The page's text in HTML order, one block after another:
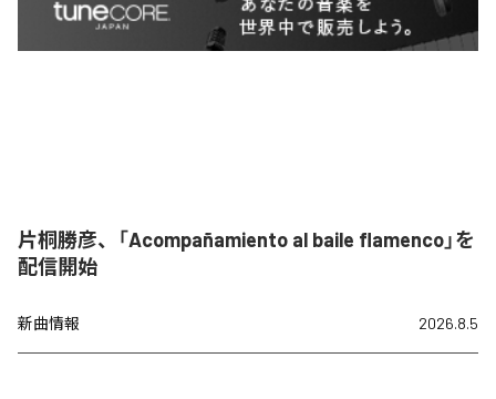
片桐勝彦、「Acompañamiento al baile flamenco」を
配信開始
新曲情報 2026.8.5